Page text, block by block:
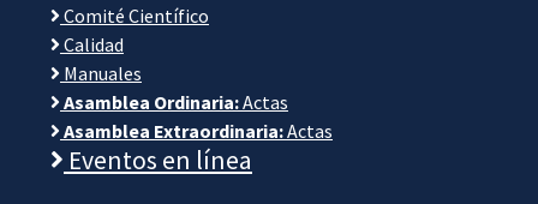
Comité Científico
Calidad
Manuales
Asamblea Ordinaria:Actas
Asamblea Extraordinaria:Actas
Eventos en línea